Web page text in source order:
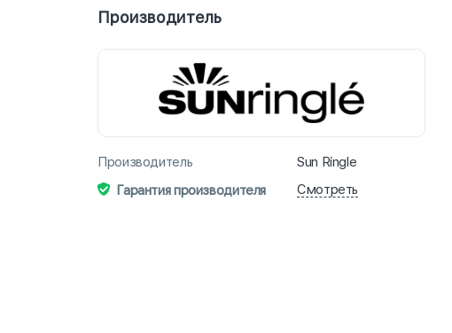
Производитель
Производитель
Sun Ringle
Гарантия производителя
Смотреть